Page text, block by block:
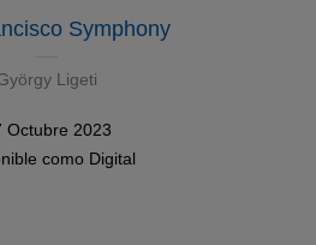
Symphony
Ligeti
Octubre 2023
como Digital